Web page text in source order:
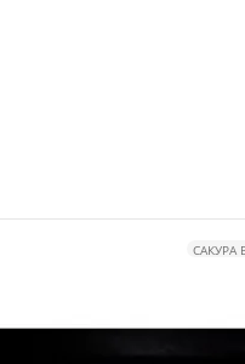
САКУРА